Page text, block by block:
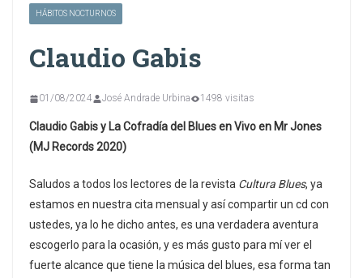
HÁBITOS NOCTURNOS
Claudio Gabis
01/08/2024 José Andrade Urbina 1498 visitas
Claudio Gabis y La Cofradía del Blues en Vivo en Mr Jones
(MJ Records 2020)
Saludos a todos los lectores de la revista Cultura Blues, ya
estamos en nuestra cita mensual y así compartir un cd con
ustedes, ya lo he dicho antes, es una verdadera aventura
escogerlo para la ocasión, y es más gusto para mí ver el
fuerte alcance que tiene la música del blues, esa forma tan